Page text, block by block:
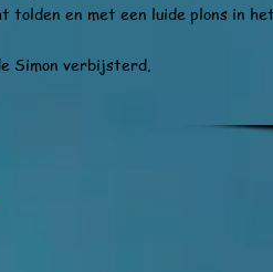
tolden en met een luide plons in het
Simon verbijsterd.